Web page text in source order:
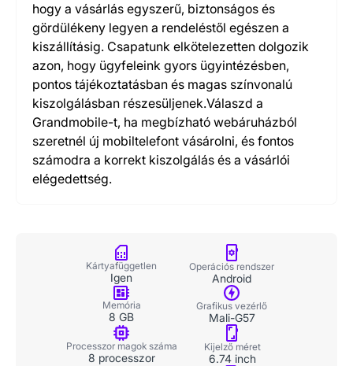
hogy a vásárlás egyszerű, biztonságos és
gördülékeny legyen a rendeléstől egészen a
kiszállításig. Csapatunk elkötelezetten dolgozik
azon, hogy ügyfeleink gyors ügyintézésben,
pontos tájékoztatásban és magas színvonalú
kiszolgálásban részesüljenek.Válaszd a
Grandmobile-t, ha megbízható webáruházból
szeretnél új mobiltelefont vásárolni, és fontos
számodra a korrekt kiszolgálás és a vásárlói
elégedettség.
Kártyafüggetlen
Igen
Operációs rendszer
Android
Memória
8 GB
Grafikus vezérlő
Mali-G57
Processzor magok száma
8 processzor
Kijelző méret
6.74 inch